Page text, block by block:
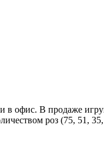
в офис. В продаже
роз (75, 51,